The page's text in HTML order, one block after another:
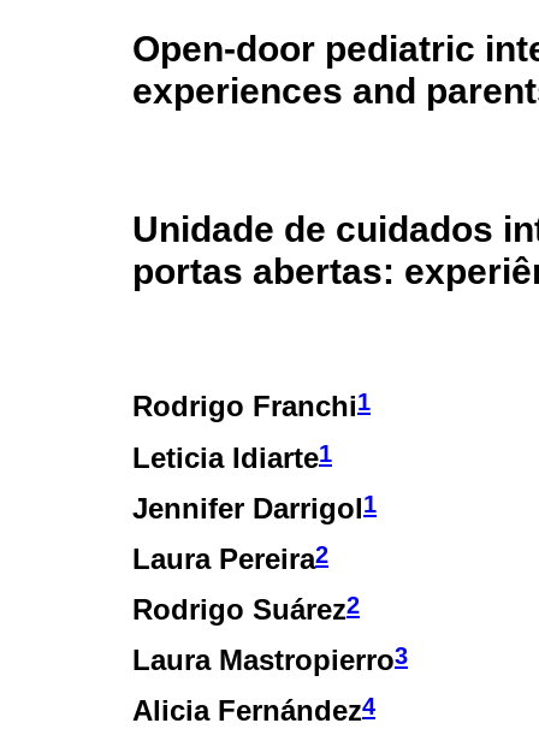
Open-door pediatric
experiences and
Unidade de cuidados
portas abertas:
Rodrigo Franchi1
Leticia Idiarte1
Jennifer Darrigol1
Laura Pereira2
Rodrigo Suárez2
Laura Mastropierro3
Alicia Fernández4